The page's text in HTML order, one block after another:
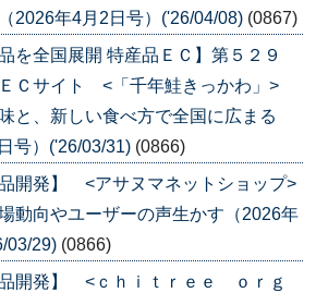
2026年4月2日号）('26/04/08) (0867)
を全国展開 特産品ＥＣ】第５２９
Ｃサイト <「千年鮭きっかわ」>
と、新しい食べ方で全国に広まる
号）('26/03/31) (0866)
開発】 <アサヌマネットショップ>
動向やユーザーの声生かす（2026年
03/29) (0866)
開発】 <ｃｈｉｔｒｅｅ ｏｒｇ